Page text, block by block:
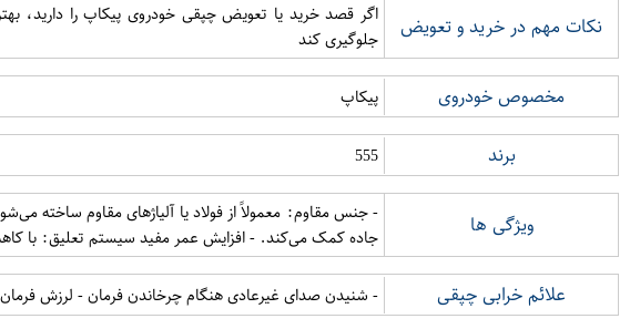
نکات مهم در خرید و تعویض
اگر قصد خرید یا تعویض چپقی خودروی پیکاپ را دارید،
جلوگیری کند
مخصوص خودروی پیکاپ
برند 555
ویژگی ها
- جنس مقاوم: معمولاً از فولاد یا آلیاژهای مقاوم ساخته
جاده کمک می‌کند. - افزایش عمر مفید سیستم تعلیق: با
علائم خرابی چپقی - شنیدن صدای غیرعادی هنگام چرخاندن فرمان - لرزش